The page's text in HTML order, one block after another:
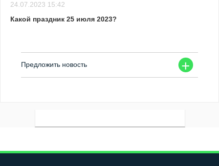
24.07.2023 15:42
Какой праздник 25 июля 2023?
+
Предложить новость